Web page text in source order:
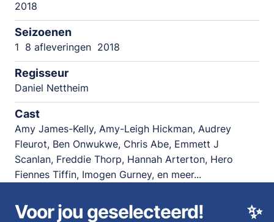
2018
Seizoenen
1 8 afleveringen 2018
Regisseur
Daniel Nettheim
Cast
Amy James-Kelly, Amy-Leigh Hickman, Audrey
Fleurot, Ben Onwukwe, Chris Abe, Emmett J
Scanlan, Freddie Thorp, Hannah Arterton, Hero
Fiennes Tiffin, Imogen Gurney, en meer...
✨
Voor jou geselecteerd!